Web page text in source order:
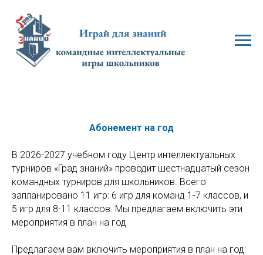
Абонемент на год
В 2026-2027 учебном году Центр интеллектуальных
турниров «Град знаний» проводит шестнадцатый сезон
командных турниров для школьников. Всего
запланировано 11 игр: 6 игр для команд 1-7 классов, и
5 игр для 8-11 классов. Мы предлагаем включить эти
мероприятия в план на год
Предлагаем вам включить мероприятия в план на год: